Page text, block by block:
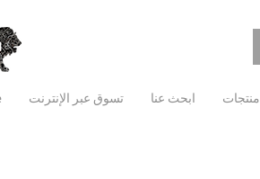
منتجات ابحث عنا تسوق عبر الإنترنت